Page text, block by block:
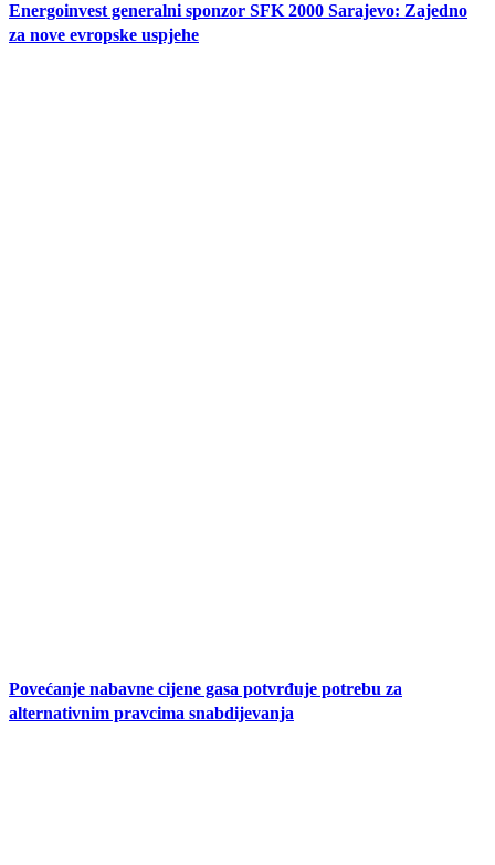
Energoinvest generalni sponzor SFK 2000 Sarajevo: Zajedno
za nove evropske uspjehe
Povećanje nabavne cijene gasa potvrđuje potrebu za
alternativnim pravcima snabdijevanja